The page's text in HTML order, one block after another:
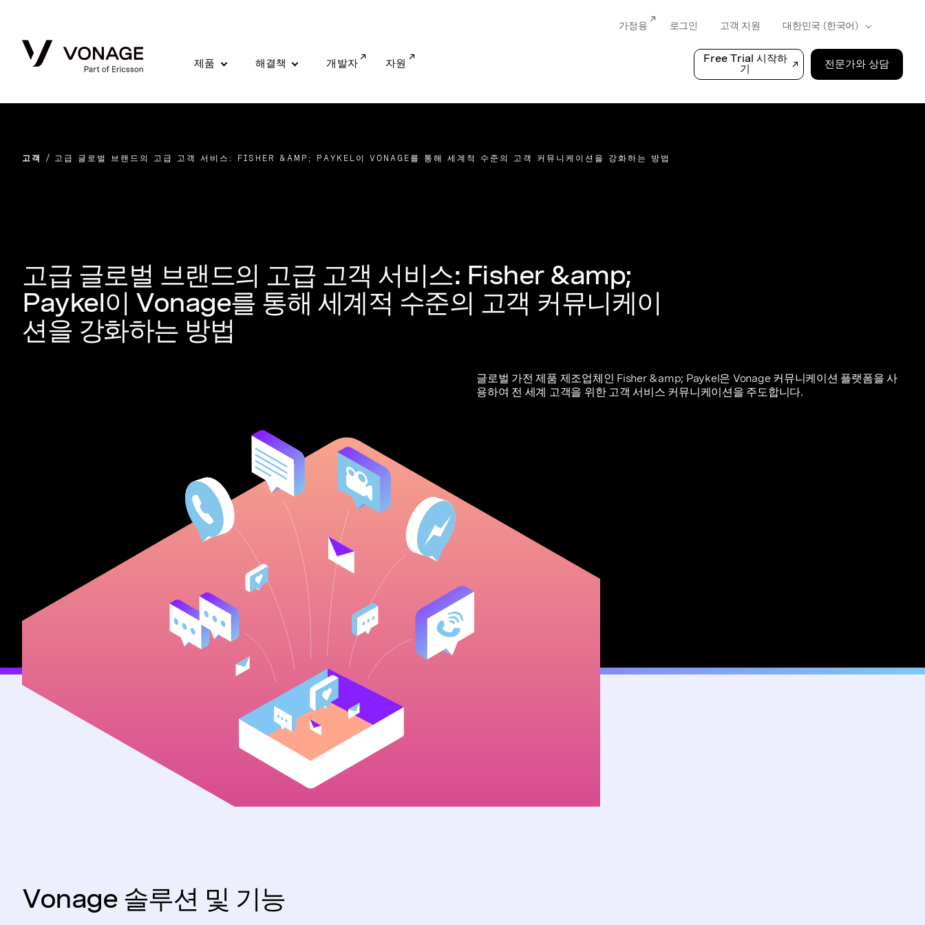
제품 해결책 개발자 자원
Free Trial 시작하
기
전문가와 상담
가정용 로그인 고객 지원
고객 고급 글로벌 브랜드의 고급 고객 서비스: FISHER &AMP; PAYKEL이 VONAGE를 통해 세계적 수준의 고객 커뮤니케이션을 강화하는 방법
고급 글로벌 브랜드의 고급 고객 서비스: Fisher &amp;
Paykel이 Vonage를 통해 세계적 수준의 고객 커뮤니케이
션을 강화하는 방법
글로벌 가전 제품 제조업체인 Fisher &amp; Paykel은 Vonage 커뮤니케이션 플랫폼을 사
용하여 전 세계 고객을 위한 고객 서비스 커뮤니케이션을 주도합니다.
Vonage 솔루션 및 기능